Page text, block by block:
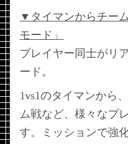
▼タイマンからチー
モード」
プレイヤー同士がリ
ード。
1vs1のタイマンから
ム戦など、様々なプ
す。ミッションで強